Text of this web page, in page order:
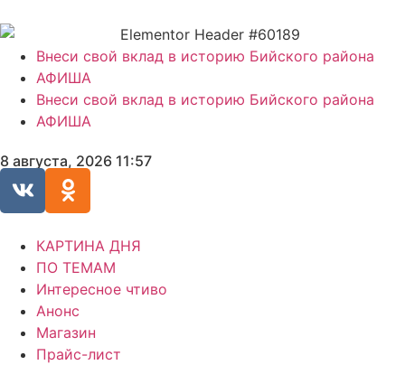
Внеси свой вклад в историю Бийского района
АФИША
Внеси свой вклад в историю Бийского района
АФИША
8 августа, 2026 11:57
КАРТИНА ДНЯ
ПО ТЕМАМ
Интересное чтиво
Анонс
Магазин
Прайс-лист